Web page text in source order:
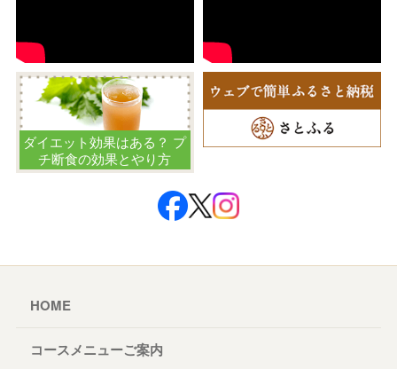
ダイエット効果はある？ プ
チ断食の効果とやり方
HOME
コースメニューご案内